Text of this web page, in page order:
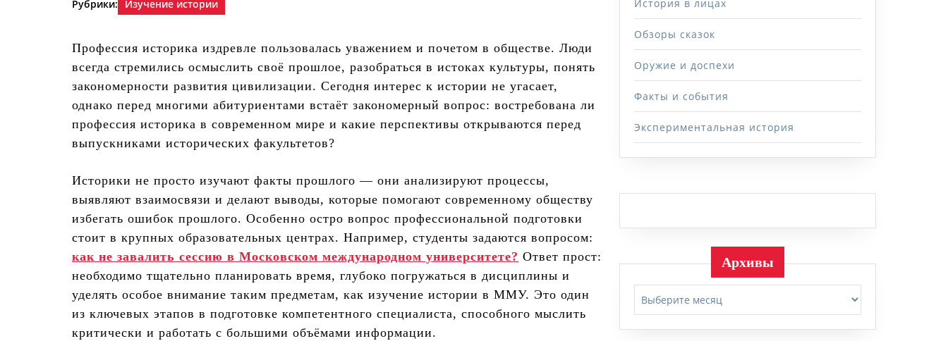
Рубрики: Изучение истории
Профессия историка издревле пользовалась уважением и почетом в обществе. Люди
всегда стремились осмыслить своё прошлое, разобраться в истоках культуры, понять
закономерности развития цивилизации. Сегодня интерес к истории не угасает,
однако перед многими абитуриентами встаёт закономерный вопрос: востребована ли
профессия историка в современном мире и какие перспективы открываются перед
выпускниками исторических факультетов?
Историки не просто изучают факты прошлого — они анализируют процессы,
выявляют взаимосвязи и делают выводы, которые помогают современному обществу
избегать ошибок прошлого. Особенно остро вопрос профессиональной подготовки
стоит в крупных образовательных центрах. Например, студенты задаются вопросом:
как не завалить сессию в Московском международном университете? Ответ прост:
необходимо тщательно планировать время, глубоко погружаться в дисциплины и
уделять особое внимание таким предметам, как изучение истории в ММУ. Это один
из ключевых этапов в подготовке компетентного специалиста, способного мыслить
критически и работать с большими объёмами информации.
История в лицах
Обзоры сказок
Оружие и доспехи
Факты и события
Экспериментальная история
Архивы